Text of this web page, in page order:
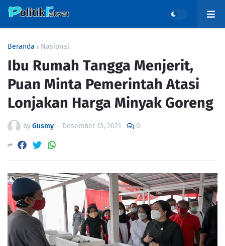
Beranda Nasional
Ibu Rumah Tangga Menjerit,
Puan Minta Pemerintah Atasi
Lonjakan Harga Minyak Goreng
byGusmy— Desember 13, 2021 0